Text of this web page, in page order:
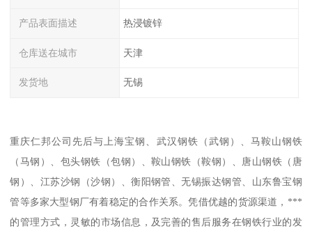
产品表面描述 热浸镀锌
仓库送在城市 天津
发货地 无锡
重庆仁邦公司先后与上海宝钢、武汉钢铁（武钢）、马鞍山钢铁
（马钢）、包头钢铁（包钢）、鞍山钢铁（鞍钢）、唐山钢铁（唐
钢）、江苏沙钢（沙钢）、衡阳钢管、无锡振达钢管、山东鲁宝钢
管等多家大型钢厂有着稳定的合作关系。凭借优越的货源渠道，***
的管理方式，灵敏的市场信息，及完善的售后服务在钢铁行业的发